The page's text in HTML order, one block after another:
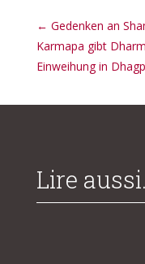
← Gedenken an
Karmapa gibt
Einweihung in
Lire